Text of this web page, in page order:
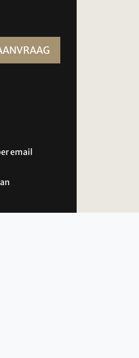
email